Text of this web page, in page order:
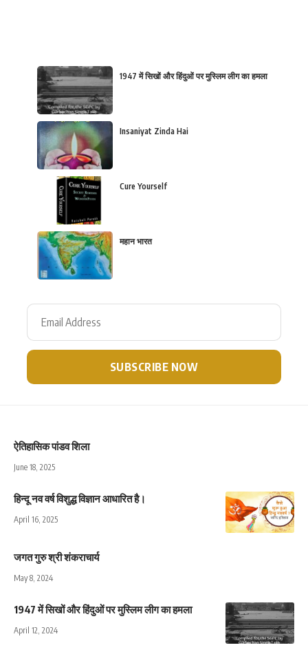
1947 में सिखों और हिंदुओं पर मुस्लिम लीग का हमला
Insaniyat Zinda Hai
Cure Yourself
महान भारत
ऐतिहासिक पांडव शिला
June 18, 2025
हिन्दू नव वर्ष विशुद्ध विज्ञान आधारित है।
April 16, 2025
जगत गुरु श्री शंकराचार्य
May 8, 2024
1947 में सिखों और हिंदुओं पर मुस्लिम लीग का हमला
April 12, 2024